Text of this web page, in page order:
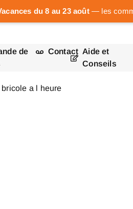
du 8 au 23 août— les
de
Contact Aide et
Conseils